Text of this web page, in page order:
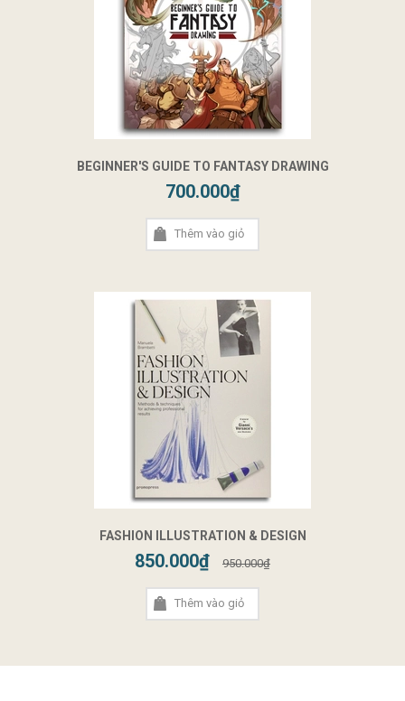
BEGINNER'S GUIDE TO FANTASY DRAWING
700.000₫
Thêm vào giỏ
FASHION ILLUSTRATION & DESIGN
850.000₫ 950.000₫
Thêm vào giỏ